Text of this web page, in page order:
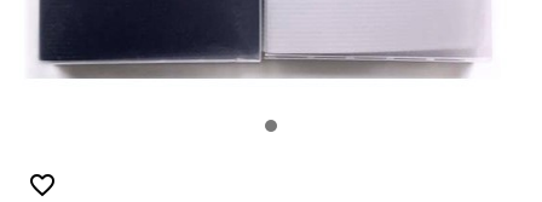
favorite_border